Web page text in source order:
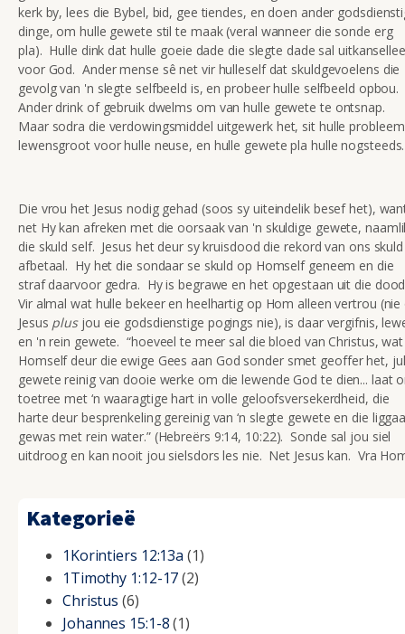
kerk by, lees die Bybel, bid, gee tiendes, en doen ander
dinge, om hulle gewete stil te maak (veral wanneer die sonde erg
pla). Hulle dink dat hulle goeie dade die slegte dade sal
voor God. Ander mense sê net vir hulleself dat skuldgevoelens die
gevolg van 'n slegte selfbeeld is, en probeer hulle selfbeeld opbou.
Ander drink of gebruik dwelms om van hulle gewete te ontsnap.
Maar sodra die verdowingsmiddel uitgewerk het, sit hulle probleem
lewensgroot voor hulle neuse, en hulle gewete pla hulle nogsteeds.
Die vrou het Jesus nodig gehad (soos sy uiteindelik besef het),
net Hy kan afreken met die oorsaak van 'n skuldige gewete,
die skuld self. Jesus het deur sy kruisdood die rekord van ons skuld
afbetaal. Hy het die sondaar se skuld op Homself geneem en die
straf daarvoor gedra. Hy is begrawe en het opgestaan uit die
Vir almal wat hulle bekeer en heelhartig op Hom alleen vertrou (nie
Jesus plusjou eie godsdienstige pogings nie), is daar vergifnis,
en 'n rein gewete. “hoeveel te meer sal die bloed van Christus, wat
Homself deur die ewige Gees aan God sonder smet geoffer het,
gewete reinig van dooie werke om die lewende God te dien... laat
toetree met ‘n waaragtige hart in volle geloofsversekerdheid, die
harte deur besprenkeling gereinig van ‘n slegte gewete en die
gewas met rein water.” (Hebreërs 9:14, 10:22). Sonde sal jou siel
uitdroog en kan nooit jou sielsdors les nie. Net Jesus kan. Vra
Kategorieë
1Korintiers 12:13a (1)
1Timothy 1:12-17(2)
Christus (6)
Johannes 15:1-8(1)